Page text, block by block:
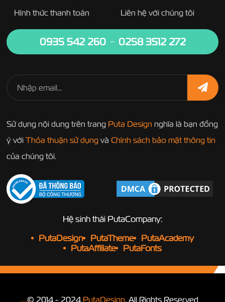
Hình thức thanh toán
Liên hệ với chúng tôi
0935 542 260 0258 3512 272
Sử dụng nội dung trên trang Puta Design nghĩa là bạn đồng
ý với Thỏa thuận sử dụngvà Chính sách bảo mật thông tin
của chúng tôi.
Hệ sinh thái PutaCompany:
PutaDesign
PutaTheme
PutaAcademy
PutaAffiliate
PutaFonts
© 2014 - 2024 PutaDesign . All Rights Reserved